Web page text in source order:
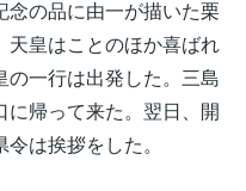
念の品に由一が描いた栗
天皇はことのほか喜ばれ
の一行は出発した。三島
に帰って来た。翌日、開
は挨拶をした。